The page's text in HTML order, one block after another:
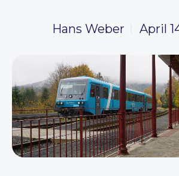
Hans Weber April